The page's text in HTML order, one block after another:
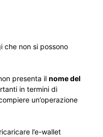
che non si possono
presenta il nome del
in termini di
un’operazione
l’e-wallet